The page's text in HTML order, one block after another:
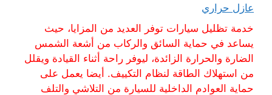
عازل حراري
خدمة تظليل سيارات توفر العديد من المزايا، حيث
يساعد في حماية السائق والركاب من أشعة الشمس
الضارة والحرارة الزائدة، ليوفر راحة أثناء القيادة ويقلل
من استهلاك الطاقة لنظام التكييف. أيضا يعمل على
حماية العوادم الداخلية للسيارة من التلاشي والتلف